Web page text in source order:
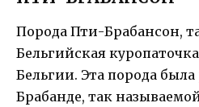
Порода Пти-Брабансон,
Бельгийская
Бельгии. Эта порода была
Брабанде, так